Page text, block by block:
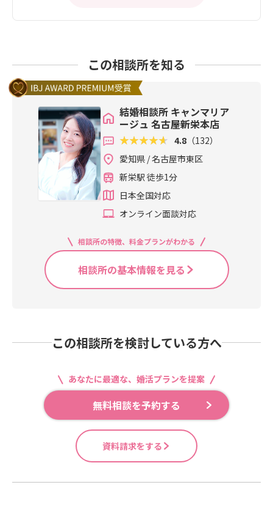
この相談所を知る
結婚相談所 キャンマリア
ージュ 名古屋新栄本店
4.8 （132）
愛知県 / 名古屋市東区
新栄駅 徒歩1分
日本全国対応
オンライン面談対応
相談所の特徴、料金プランがわかる
相談所の基本情報を見る
この相談所を検討している方へ
あなたに最適な、婚活プランを提案
無料相談を予約する
資料請求をする